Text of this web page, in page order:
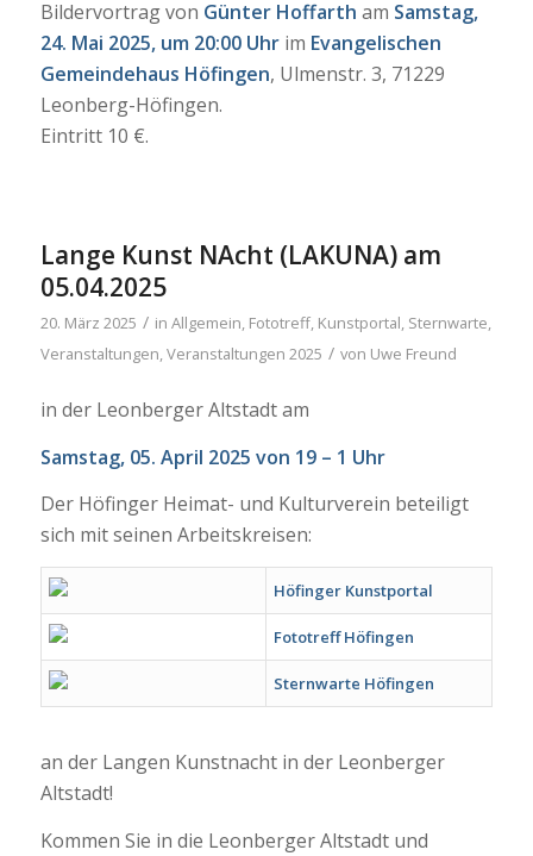
Bildervortrag von Günter Hoffarth am Samstag,
24. Mai 2025, um 20:00 Uhr im Evangelischen
Gemeindehaus Höfingen, Ulmenstr. 3, 71229
Leonberg-Höfingen.
Eintritt 10 €.
Lange Kunst NAcht (LAKUNA) am
05.04.2025
20. März 2025 / in Allgemein Fototreff, Kunstportal Sternwarte
Veranstaltungen Veranstaltungen 2025 / von Uwe Freund
in der Leonberger Altstadt am
Samstag, 05. April 2025 von 19 – 1 Uhr
Der Höfinger Heimat- und Kulturverein beteiligt
sich mit seinen Arbeitskreisen:
Höfinger Kunstportal
Fototreff Höfingen
Sternwarte Höfingen
an der Langen Kunstnacht in der Leonberger
Altstadt!
Kommen Sie in die Leonberger Altstadt und